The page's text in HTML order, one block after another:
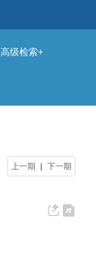
高级检索+
上一期 | 下一期